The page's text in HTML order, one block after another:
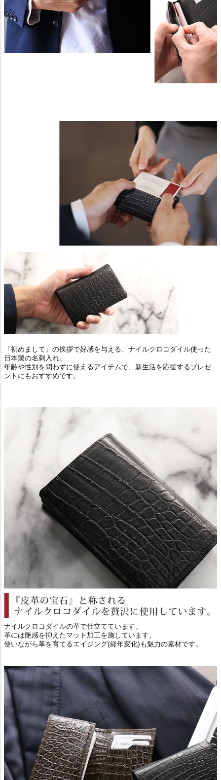
『初めまして』の挨拶で好感を与える、ナイルクロコダイル使った
日本製の名刺入れ。
年齢や性別を問わずに使えるアイテムで、新生活を応援するプレゼ
ントにもおすすめです。
ナイルクロコダイルの革で仕立てています。
革には艶感を抑えたマット加工を施しています。
使いながら革を育てるエイジング(経年変化)も魅力の素材です。